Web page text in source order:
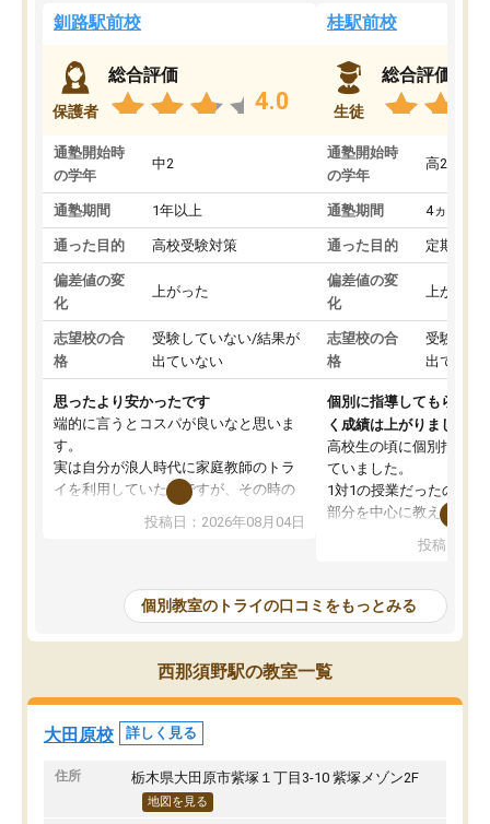
釧路駅前校
保護者
総合評価
4.0
通塾開始時
の学年
中2
通塾期間 1年以上
通った目的 高校受験対策
偏差値の変
化
上がった
志望校の合
格
受験していない/結果が
出ていない
思ったより安かったです
端的に言うとコスパが良いなと思いま
す。
実は自分が浪人時代に家庭教師のトラ
イを利用していたのですが、その時の
月謝がとても高くトライに良いイメー
ジがありませんでした。
し始めた形です。
しかし、以前とは違い料金がリーズナ
ブルでびっくりしました。
通って1年以上ですが、勉強への取り組
み方が真っすぐに変化（率先して自宅
で復習や予習をする）し成績も向上し
ています。
駅前なので送り迎えが少々負担になっ
ていますが、それを加味しても通って
損はないなと感じています。
投稿日：2026年08月04日
桂駅前校
生徒
総合評価
通塾開始時
の学年
高2
通塾期間 4ヵ月～1
通った目的 定期テス
偏差値の変
化
上がった
志望校の合
格
受験して
出ていな
個別に指導してもらえる
く成績は上がりました。
高校生の頃に個別指導の
ていました。
1対1の授業だったので、
部分を中心に教えてもら
わからないところもそ
もらえたので、勉強への
しずつなくなりました。
その結果成績も上がり、
勉強に取り組めるように
たのを覚えています。
塾だと思います。
投稿日：
個別教室のトライの口コミをもっとみる
西那須野駅の教室一覧
大田原校 詳しく見る
住所 栃木県大田原市紫塚１丁目3-10 紫塚メゾン2F
地図を見る